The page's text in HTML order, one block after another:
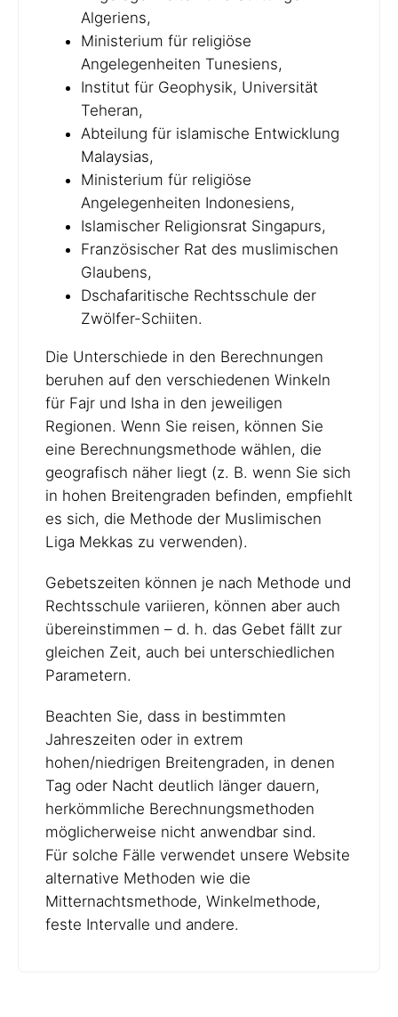
Algeriens,
Ministerium für religiöse
Angelegenheiten Tunesiens,
Institut für Geophysik, Universität
Teheran,
Abteilung für islamische Entwicklung
Malaysias,
Ministerium für religiöse
Angelegenheiten Indonesiens,
Islamischer Religionsrat Singapurs,
Französischer Rat des muslimischen
Glaubens,
Dschafaritische Rechtsschule der
Zwölfer-Schiiten.
Die Unterschiede in den Berechnungen
beruhen auf den verschiedenen Winkeln
für Fajr und Isha in den jeweiligen
Regionen. Wenn Sie reisen, können Sie
eine Berechnungsmethode wählen, die
geografisch näher liegt (z. B. wenn Sie sich
in hohen Breitengraden befinden, empfiehlt
es sich, die Methode der Muslimischen
Liga Mekkas zu verwenden).
Gebetszeiten können je nach Methode und
Rechtsschule variieren, können aber auch
übereinstimmen – d. h. das Gebet fällt zur
gleichen Zeit, auch bei unterschiedlichen
Parametern.
Beachten Sie, dass in bestimmten
Jahreszeiten oder in extrem
hohen/niedrigen Breitengraden, in denen
Tag oder Nacht deutlich länger dauern,
herkömmliche Berechnungsmethoden
möglicherweise nicht anwendbar sind.
Für solche Fälle verwendet unsere Website
alternative Methoden wie die
Mitternachtsmethode, Winkelmethode,
feste Intervalle und andere.